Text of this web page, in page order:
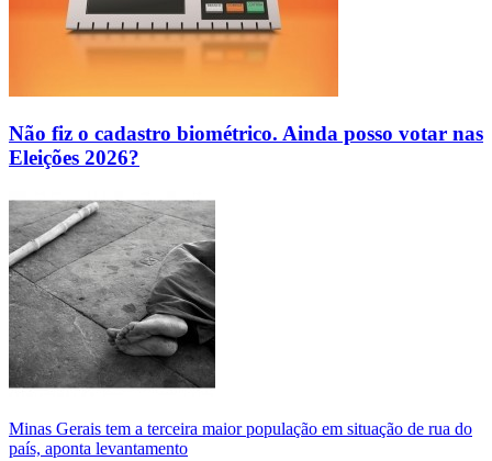
Não fiz o cadastro biométrico. Ainda posso votar nas
Eleições 2026?
Minas Gerais tem a terceira maior população em situação de rua do
país, aponta levantamento